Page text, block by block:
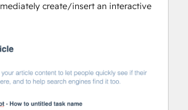
create/insert an interactive